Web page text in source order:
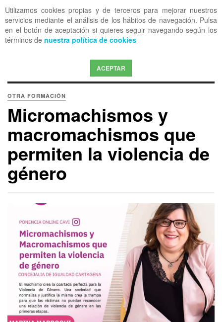
Utilizamos cookies propias y de terceros para mejorar nuestros
servicios mediante el análisis de los hábitos de navegación. Pulsa
en el botón de aceptación si quieres seguir navegando según los
términos de nuestra política de cookies
ACEPTAR
OFF CANVAS
OTRA FORMACIÓN
Micromachismos y
macromachismos que
permiten la violencia de
género